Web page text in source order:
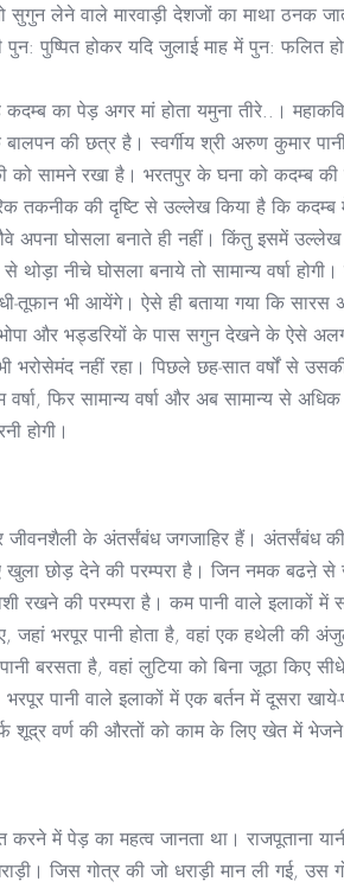
सुगुन लेने वाले मारवाड़ी देशजों का माथा ठनक
पुष्पित होकर यदि जुलाई माह में पुन: फलित
का पेड़ अगर मां होता यमुना तीरे..।
की छत्र है। स्वर्गीय श्री अरुण कुमार
को सामने रखा है। भरतपुर के घना को कदम्ब की
तकनीक की दृष्टि से उल्लेख किया है कि
अपना घोसला बनाते ही नहीं। किंतु इसमें
से थोड़ा नीचे घोसला बनाये तो सामान्य वर्षा
तूफान भी आयेंगे। ऐसे ही बताया गया कि
और भड्डरियों के पास सगुन देखने के ऐसे
भरोसेमंद नहीं रहा। पिछले छह-सात वर्षों से
फिर सामान्य वर्षा और अब सामान्य से
होगी।
जीवनशैली के अंतर्संबंध जगजाहिर हैं। अंतर्संबंध
छोड़ देने की परम्परा है। जिन नमक बढऩे से
रखने की परम्परा है। कम पानी वाले इलाकों में
भरपूर पानी होता है, वहां एक हथेली की
बरसता है, वहां लुटिया को बिना जूठा
भरपूर पानी वाले इलाकों में एक बर्तन में दूसरा
शूद्र वर्ण की औरतों को काम के लिए खेत में भेजने
करने में पेड़ का महत्व जानता था। राजपूताना
जिस गोत्र की जो धराड़ी मान ली गई, उस